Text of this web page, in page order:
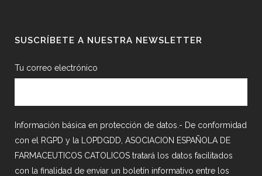
SUSCRÍBETE A NUESTRA NEWSLETTER
Tu correo electrónico
Información básica en protección de datos.- De conformidad
con el RGPD y la LOPDGDD, ASOCIACION ESPAÑOLA DE
FARMACEUTICOS CATOLICOS tratará los datos facilitados
con la finalidad de enviar un boletín informativo entre los